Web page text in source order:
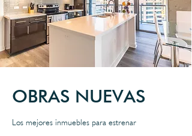
OBRAS NUEVAS
Los mejores inmuebles para estrenar